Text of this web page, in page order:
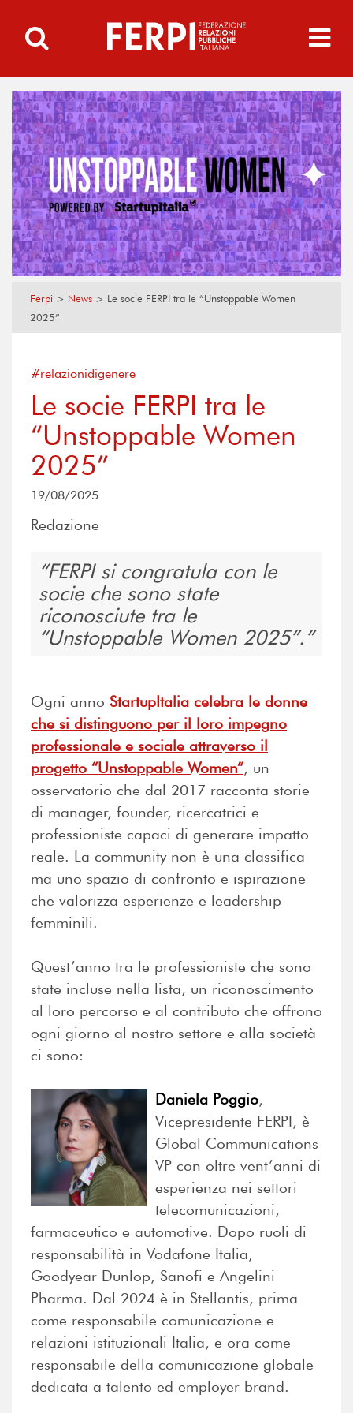
Ferpi > News > Le socie FERPI tra le “Unstoppable Women
2025”
#relazionidigenere
Le socie FERPI tra le
“Unstoppable Women
2025”
19/08/2025
Redazione
FERPI si congratula con le
socie che sono state
riconosciute tra le
“Unstoppable Women 2025”.
Ogni anno StartupItalia celebra le donne
che si distinguono per il loro impegno
professionale e sociale attraverso il
progetto “Unstoppable Women”, un
osservatorio che dal 2017 racconta storie
di manager, founder, ricercatrici e
professioniste capaci di generare impatto
reale. La community non è una classifica
ma uno spazio di confronto e ispirazione
che valorizza esperienze e leadership
femminili.
Quest’anno tra le professioniste che sono
state incluse nella lista, un riconoscimento
al loro percorso e al contributo che offrono
ogni giorno al nostro settore e alla società
ci sono:
Daniela Poggio,
Vicepresidente FERPI, è
Global Communications
VP con oltre vent’anni di
esperienza nei settori
telecomunicazioni,
farmaceutico e automotive. Dopo ruoli di
responsabilità in Vodafone Italia,
Goodyear Dunlop, Sanofi e Angelini
Pharma. Dal 2024 è in Stellantis, prima
come responsabile comunicazione e
relazioni istituzionali Italia, e ora come
responsabile della comunicazione globale
dedicata a talento ed employer brand.